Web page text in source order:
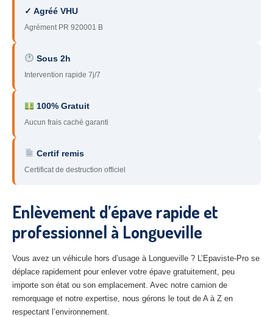
94 – Val-de-Marne
95– Val d’Oise
91 – Essonne
– Yonne
60 – Oise
45 – Loiret
10– Aube
– Aisne
Tousles secteurs
CENTRE VHU AGRÉE
✓ Agréé VHU
Agrément PR 920001 B
Sous 2h
Intervention rapide 7j/7
100% Gratuit
Aucun frais caché garanti
Certif remis
Certificat de destruction officiel
Enlèvement d’épave rapide et
professionnel à Longueville
Vous avez un véhicule hors d’usage à Longueville ? L’Epaviste-Pro se
déplace rapidement pour enlever votre épave gratuitement, peu
importe son état ou son emplacement. Avec notre camion de
remorquage et notre expertise, nous gérons le tout de A à Z en
respectant l’environnement.